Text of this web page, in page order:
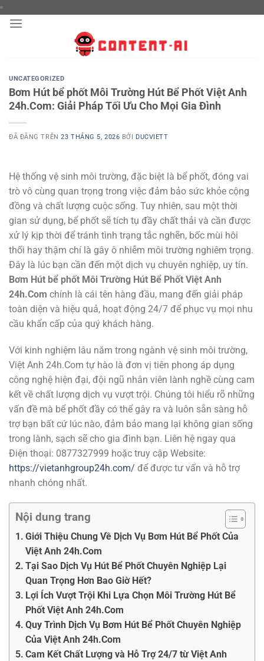
đến
UNCATEGORIZED
Bơm Hút bể phốt Môi Trường Hút Bể Phốt Việt Anh
24h.Com: Giải Pháp Tối Ưu Cho Mọi Gia Đình
ĐÃ ĐĂNG TRÊN23 THÁNG 5, 2026 BỞI DUCVIETT
Hệ thống vệ sinh môi trường, đặc biệt là bể phốt, đóng vai
trò vô cùng quan trọng trong việc đảm bảo sức khỏe cộng
đồng và chất lượng cuộc sống. Tuy nhiên, sau một thời
gian sử dụng, bể phốt sẽ tích tụ đầy chất thải và cần được
xử lý kịp thời để tránh tình trạng tắc nghẽn, bốc mùi hôi
thối hay thậm chí là gây ô nhiễm môi trường nghiêm trọng.
Đây là lúc bạn cần đến một dịch vụ chuyên nghiệp, uy tín.
Bơm Hút bể phốt Môi Trường Hút Bể Phốt Việt Anh
24h.Com chính là cái tên hàng đầu, mang đến giải pháp
toàn diện và hiệu quả, hoạt động 24/7 để phục vụ mọi nhu
cầu khẩn cấp của quý khách hàng.
Với kinh nghiệm lâu năm trong ngành vệ sinh môi trường,
Việt Anh 24h.Com tự hào là đơn vị tiên phong áp dụng
công nghệ hiện đại, đội ngũ nhân viên lành nghề cùng cam
kết về chất lượng dịch vụ vượt trội. Chúng tôi hiểu rõ những
vấn đề mà bể phốt đầy có thể gây ra và luôn sẵn sàng hỗ
trợ bạn bất cứ lúc nào, đảm bảo mang lại không gian sống
trong lành, sạch sẽ cho gia đình bạn. Liên hệ ngay qua
Điện thoại: 0877327999 hoặc truy cập Website:
https://vietanhgroup24h.com/ để được tư vấn và hỗ trợ
nhanh chóng nhất.
Nội dung trang
Giới Thiệu Chung Về Dịch Vụ Bơm Hút Bể Phốt Của
Việt Anh 24h.Com
Tại Sao Dịch Vụ Hút Bể Phốt Chuyên Nghiệp Lại
Quan Trọng Hơn Bao Giờ Hết?
Lợi Ích Vượt Trội Khi Lựa Chọn Môi Trường Hút Bể
Phốt Việt Anh 24h.Com
Quy Trình Dịch Vụ Bơm Hút Bể Phốt Chuyên Nghiệp
Của Việt Anh 24h.Com
Cam Kết Chất Lượng và Hỗ Trợ 24/7 từ Việt Anh